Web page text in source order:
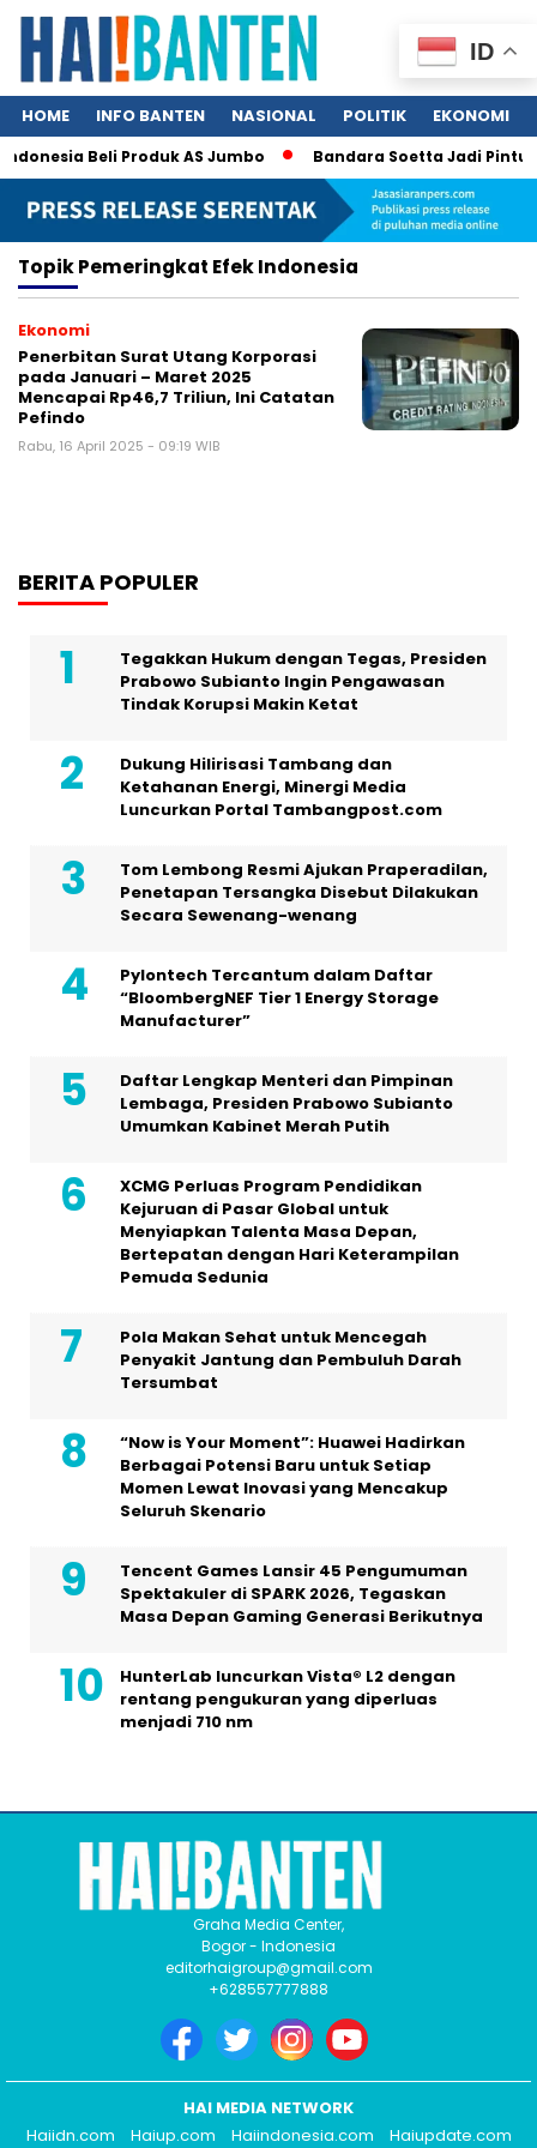
HOME INFO BANTEN NASIONAL POLITIK EKONOMI
Beli Produk AS Jumbo Bandara Soetta Jadi Pintu
TopikPemeringkat Efek Indonesia
Ekonomi
Penerbitan Surat Utang Korporasi
pada Januari – Maret 2025
Mencapai Rp46,7 Triliun, Ini Catatan
Pefindo
Rabu, 16 April 2025 - 09:19 WIB
BERITA POPULER
Tegakkan Hukum dengan Tegas, Presiden
Prabowo Subianto Ingin Pengawasan
Tindak Korupsi Makin Ketat
Dukung Hilirisasi Tambang dan
Ketahanan Energi, Minergi Media
Luncurkan Portal Tambangpost.com
Tom Lembong Resmi Ajukan Praperadilan,
Penetapan Tersangka Disebut Dilakukan
Secara Sewenang-wenang
Pylontech Tercantum dalam Daftar
“BloombergNEF Tier 1 Energy Storage
Manufacturer”
Daftar Lengkap Menteri dan Pimpinan
Lembaga, Presiden Prabowo Subianto
Umumkan Kabinet Merah Putih
XCMG Perluas Program Pendidikan
Kejuruan di Pasar Global untuk
Menyiapkan Talenta Masa Depan,
Bertepatan dengan Hari Keterampilan
Pemuda Sedunia
Pola Makan Sehat untuk Mencegah
Penyakit Jantung dan Pembuluh Darah
Tersumbat
“Now is Your Moment”: Huawei Hadirkan
Berbagai Potensi Baru untuk Setiap
Momen Lewat Inovasi yang Mencakup
Seluruh Skenario
Tencent Games Lansir 45 Pengumuman
Spektakuler di SPARK 2026, Tegaskan
Masa Depan Gaming Generasi Berikutnya
HunterLab luncurkan Vista® L2 dengan
rentang pengukuran yang diperluas
menjadi 710 nm
ID
Graha Media Center,
Bogor - Indonesia
editorhaigroup@gmail.com
+628557777888
HAI MEDIA NETWORK
Haiidn.com
Haiup.com Haiindonesia.com Haiupdate.com